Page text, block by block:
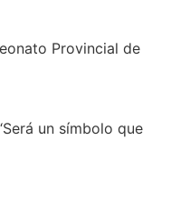
Provincial de
un símbolo que